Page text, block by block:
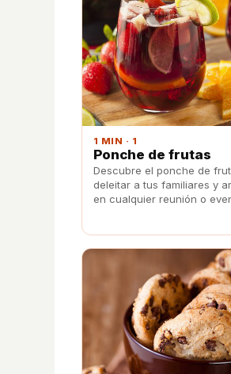
1 MIN · 1
Ponche de frutas
Descubre el ponche de
deleitar a tus familiares y
en cualquier reunión o